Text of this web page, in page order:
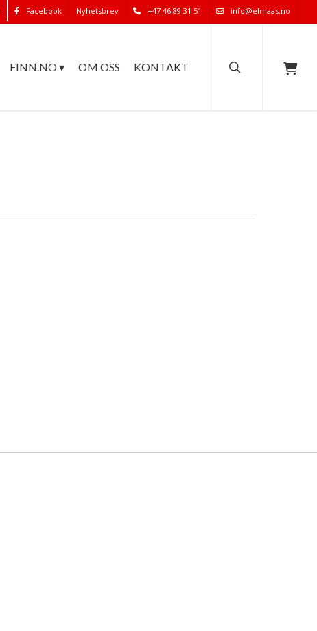
Facebook Nyhetsbrev +47 46 89 31 51 info@elmaas.no
FINN.NO ▾ OM OSS KONTAKT